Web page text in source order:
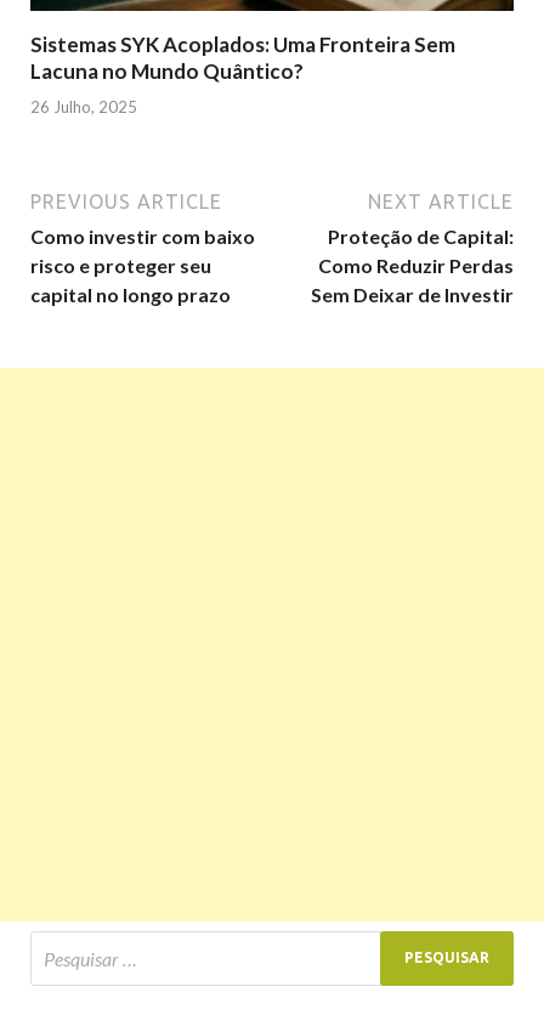
Sistemas SYK Acoplados: Uma Fronteira Sem
Lacuna no Mundo Quântico?
26 Julho, 2025
PREVIOUS ARTICLE
Como investir com baixo
risco e proteger seu
capital no longo prazo
NEXT ARTICLE
Proteção de Capital:
Como Reduzir Perdas
Sem Deixar de Investir